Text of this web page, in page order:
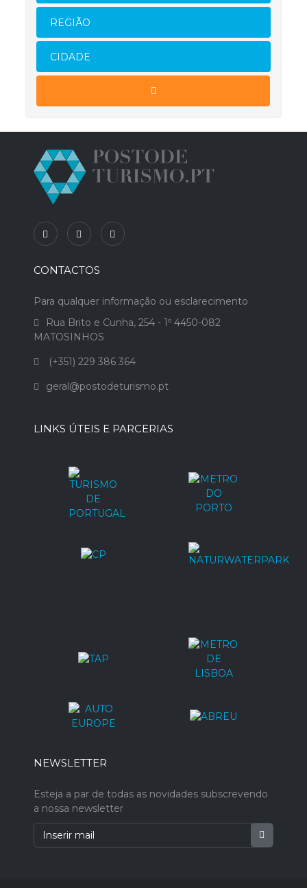
REGIÃO
CIDADE
CONTACTOS
Para qualquer informação ou esclarecimento
Rua Brito e Cunha, 254 - 1º 4450-082
MATOSINHOS
(+351) 229 386 364
geral@postodeturismo.pt
LINKS ÚTEIS E PARCERIAS
NEWSLETTER
Esteja a par de todas as novidades subscrevendo
a nossa newsletter